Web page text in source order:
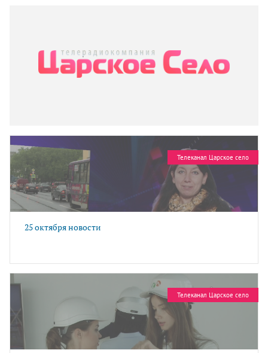
Телеканал Царское село
25 октября новости
Телеканал Царское село